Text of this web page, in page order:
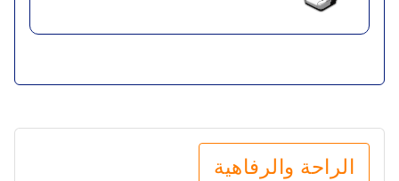
الراحة والرفاهية